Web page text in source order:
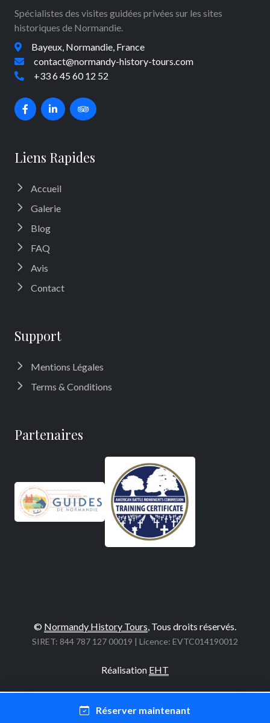
Spécialistes des visites guidées privées sur les sites
historiques de Normandie.
Bayeux, Normandie, France
contact@normandy-history-tours.com
+33 6 45 60 12 52
Liens Rapides
Accueil
Galerie
Blog
FAQ
Avis
Contact
Support
Mentions Légales
Terms & Conditions
Partenaires
© Normandy History Tours, Tous droits réservés.
SIRET: 844 787 127 00019 | Licence: EVTC014190012
Réalisation EHT
Réserver maintenant